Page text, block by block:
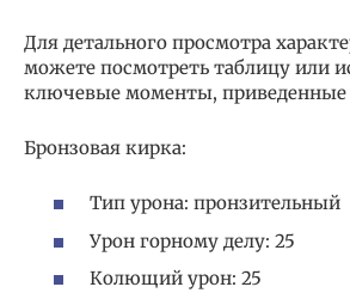
Для детального просмотра
можете посмотреть таблицу или
ключевые моменты,
Бронзовая кирка:
Тип урона: пронзительный
Урон горному делу: 25
Колющий урон: 25